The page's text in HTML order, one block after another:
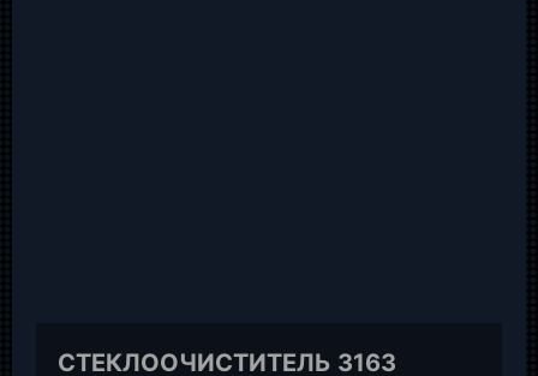
СТЕКЛООЧИСТИТЕЛЬ 3163